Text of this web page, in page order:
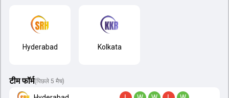
Hyderabad Kolkata
टीम फॉर्म(पिछले 5 मैच)